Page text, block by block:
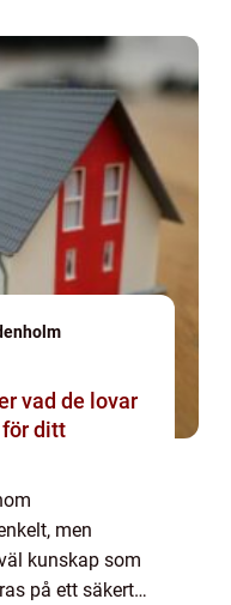
vad de lovar
ditt
men
kunskap som
på ett säkert